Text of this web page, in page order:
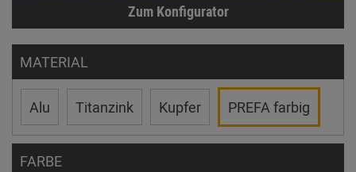
Zum Konfigurator
MATERIAL
Alu Titanzink Kupfer PREFA farbig
FARBE